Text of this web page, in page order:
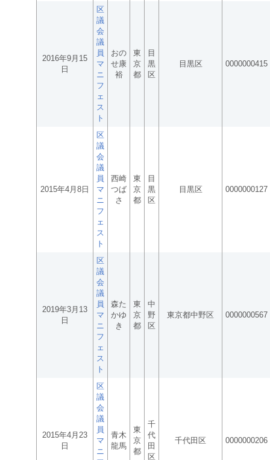
2016年9月15
日
区
議
会
議
員
マ
ニ
フ
ェ
ス
ト
おの
せ康
裕
東
京
都
目
黒
区
目黒区 0000000415
2015年4月8日
区
議
会
議
員
マ
ニ
フ
ェ
ス
ト
西崎
つば
さ
東
京
都
目
黒
区
目黒区 0000000127
2019年3月13
日
区
議
会
議
員
マ
ニ
フ
ェ
ス
ト
森た
かゆ
き
東
京
都
中
野
区
東京都中野区 0000000567
2015年4月23
日
区
議
会
議
員
マ
ニ
青木
龍馬
東
京
都
千
代
田
区
千代田区 0000000206